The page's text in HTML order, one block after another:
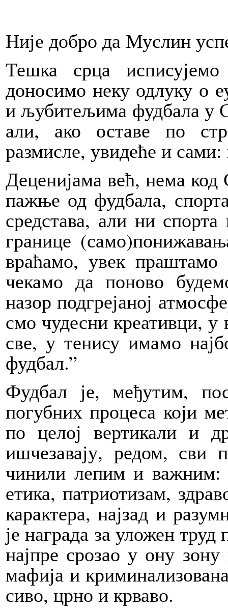
Није добро да Муслин
Тешка срца
доносимо неку одлуку о
и љубитељима фудбала у
али, ако оставе по
размисле, увидеће и
Деценијама већ, нема
пажње од фудбала,
средстава, али ни
границе
враћамо, увек праштамо
чекамо да поново
назор подгрејаној
смо чудесни креативци, у
све, у тенису имамо
фудбал.”
Фудбал је, међутим,
погубних процеса који
по целој вертикали и
ишчезавају, редом, сви
чинили лепим и важним:
етика, патриотизам,
карактера, најзад и
је награда за уложен
најпре срозао у ону
мафија и
сиво, црно и крваво.